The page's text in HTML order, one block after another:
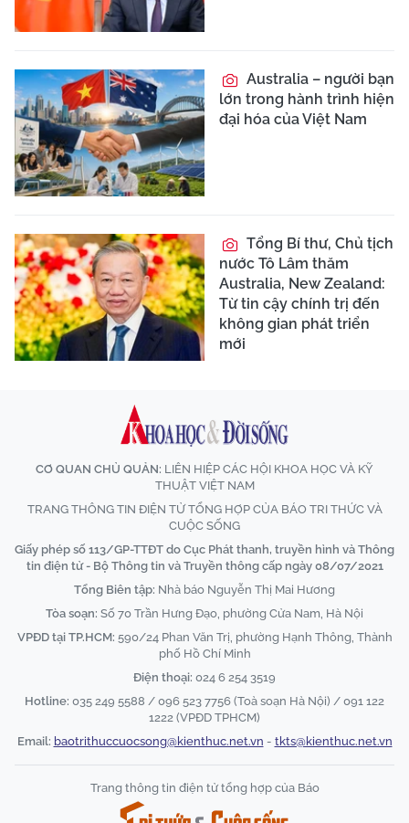
Australia – người bạn
lớn trong hành trình hiện
đại hóa của Việt Nam
Tổng Bí thư, Chủ tịch
nước Tô Lâm thăm
Australia, New Zealand:
Từ tin cậy chính trị đến
không gian phát triển
mới
CƠ QUAN CHỦ QUẢN: LIÊN HIỆP CÁC HỘI KHOA HỌC VÀ KỸ
THUẬT VIỆT NAM
TRANG THÔNG TIN ĐIỆN TỬ TỔNG HỢP CỦA BÁO TRI THỨC VÀ
CUỘC SỐNG
Giấy phép số 113/GP-TTĐT do Cục Phát thanh, truyền hình và Thông
tin điện tử - Bộ Thông tin và Truyền thông cấp ngày 08/07/2021
Tổng Biên tập: Nhà báo Nguyễn Thị Mai Hương
Tòa soạn: Số 70 Trần Hưng Đạo, phường Cửa Nam, Hà Nội
VPĐD tại TP.HCM: 590/24 Phan Văn Trị, phường Hạnh Thông, Thành
phố Hồ Chí Minh
Điện thoại: 024 6 254 3519
Hotline: 035 249 5588 / 096 523 7756 (Toà soạn Hà Nội) / 091 122
1222 (VPĐD TPHCM)
Email: baotrithuccuocsong@kienthuc.net.vn - tkts@kienthuc.net.vn
Trang thông tin điện tử tổng hợp của Báo